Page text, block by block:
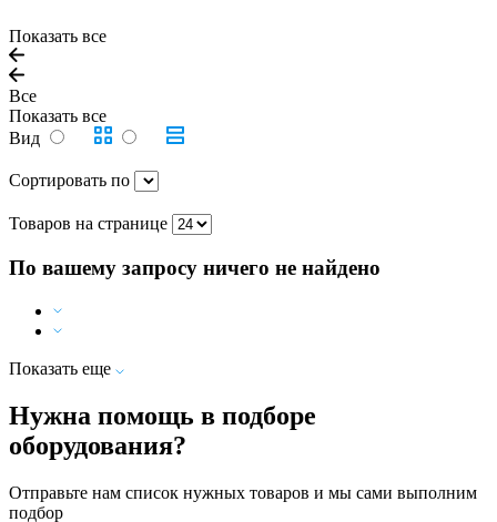
Показать все
Все
Показать все
Вид
Сортировать по
Товаров на странице
По вашему запросу ничего не найдено
Показать еще
Нужна помощь в подборе
оборудования?
Отправьте нам список нужных товаров и мы сами выполним
подбор